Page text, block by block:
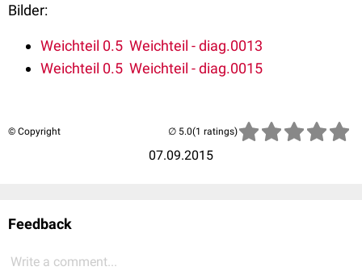
Bilder:
Weichteil 0.5 Weichteil - diag.0013
Weichteil 0.5 Weichteil - diag.0015
© Copyright
07.09.2015
(1 ratings)
Feedback
Write a comment...